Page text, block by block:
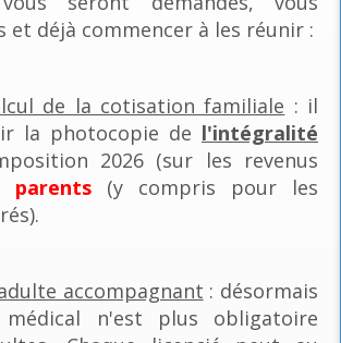
et déjà commencer à les réunir :
de la cotisation familiale : il
la photocopie de l'intégralité
2026 (sur les revenus
parents (y compris pour les
accompagnant : désormais
n'est plus obligatoire